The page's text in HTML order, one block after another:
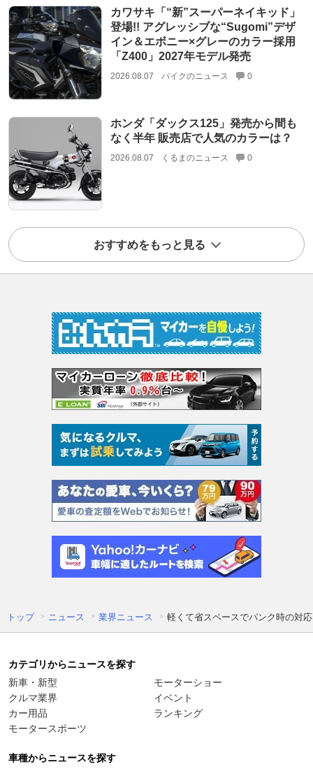
カワサキ「“新”スーパーネイキッド」
登場!! アグレッシブな“Sugomi”デザ
イン＆エボニー×グレーのカラー採用
「Z400」2027年モデル発売
2026.08.07 バイクのニュース 0
ホンダ「ダックス125」発売から間も
なく半年 販売店で人気のカラーは？
2026.08.07 くるまのニュース 0
おすすめをもっと見る
トップ ニュース 業界ニュース 軽くて省スペースでパンク時の対
カテゴリからニュースを探す
新車・新型
クルマ業界
カー用品
モータースポーツ
モーターショー
イベント
ランキング
車種からニュースを探す